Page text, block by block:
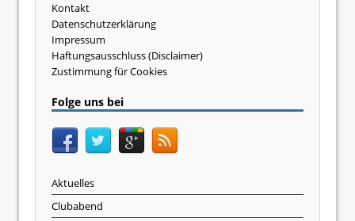
Kontakt
Datenschutzerklärung
Impressum
Haftungsausschluss (Disclaimer)
Zustimmung für Cookies
Folge uns bei
Aktuelles
Clubabend